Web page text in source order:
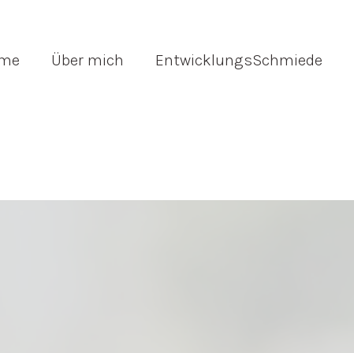
Über mich EntwicklungsSchmiede